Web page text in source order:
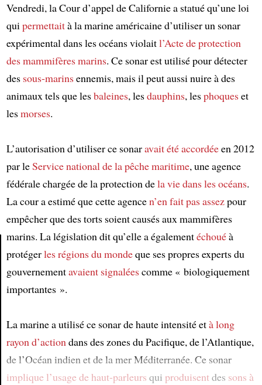
Article
Vendredi, la Cour d’appel de Californie a statué qu’une loi
quipermettaità la marine américaine d’utiliser un sonar
expérimental dans les océans violaitl’Acte de protection
des mammifères marins. Ce sonar est utilisé pour détecter
des sous-marinsennemis, mais il peut aussi nuire à des
animaux tels que lesbaleines, lesdauphins, lesphoqueset
lesmorses.
L’autorisation d’utiliser ce sonaravait été accordéeen 2012
par leService national de la pêche maritime, une agence
fédérale chargée de la protection dela vie dans les océans.
La cour a estimé que cette agencen’en fait pas assezpour
empêcher que des torts soient causés aux mammifères
marins. La législation dit qu’elle a égalementéchouéà
protégerles régions du mondeque ses propres experts du
gouvernementavaient signaléescomme « biologiquement
importantes ».
La marine a utilisé ce sonar de haute intensité età long
rayon d’actiondans des zones du Pacifique, de l’Atlantique,
de l’Océan indien et de la mer Méditerranée. Ce sonar
implique l’usage de haut-parleurs qui produisentdes sons à